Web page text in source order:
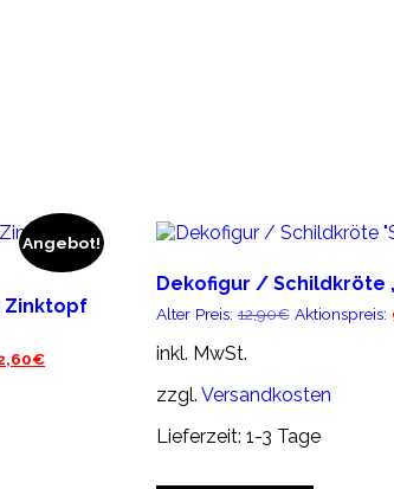
Angebot!
Zinktopf
€Aktueller
Dekofigur / Schildkröte
Alter Preis: 12,90€ Aktionspreis:
inkl. MwSt.
zzgl. Versandkosten
Lieferzeit: 1-3 Tage